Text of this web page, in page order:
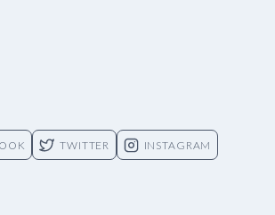
TWITTER INSTAGRAM